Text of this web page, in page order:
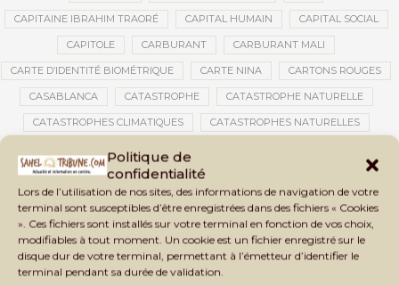
Politique de
confidentialité
Lors de l’utilisation de nos sites, des informations de navigation de votre
terminal sont susceptibles d’être enregistrées dans des fichiers « Cookies
». Ces fichiers sont installés sur votre terminal en fonction de vos choix,
modifiables à tout moment. Un cookie est un fichier enregistré sur le
disque dur de votre terminal, permettant à l’émetteur d’identifier le
terminal pendant sa durée de validation.
CAPITAINE IBRAHIM TRAORÉ CAPITAL HUMAIN CAPITAL SOCIAL
CAPITOLE CARBURANT CARBURANT MALI
CARTE D’IDENTITÉ BIOMÉTRIQUE CARTE NINA CARTONS ROUGES
CASABLANCA CATASTROPHE CATASTROPHE NATURELLE
CATASTROPHES CLIMATIQUES CATASTROPHES NATURELLES
CEDEAO CÉDÉAO CEI CÉLÉBRATION NATIONALE CEMAC
CEMAPI CEN-SNESUP CENOU CENSURE
CENTRAFRIQUE CENTRALE SOLAIRE
CENTRALE SOLAIRE DE SANANKOROBA CENTRALES SOLAIRES
CENTRE D'INTELLIGENCE ARTIFICIELLE